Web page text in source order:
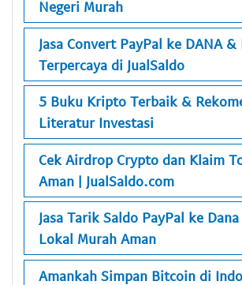
Negeri Murah
Jasa Convert PayPal ke DANA &
Terpercaya di JualSaldo
5 Buku Kripto Terbaik &
Literatur Investasi
Cek Airdrop Crypto dan Klaim
Aman | JualSaldo.com
Jasa Tarik Saldo PayPal ke
Lokal Murah Aman
Amankah Simpan Bitcoin di